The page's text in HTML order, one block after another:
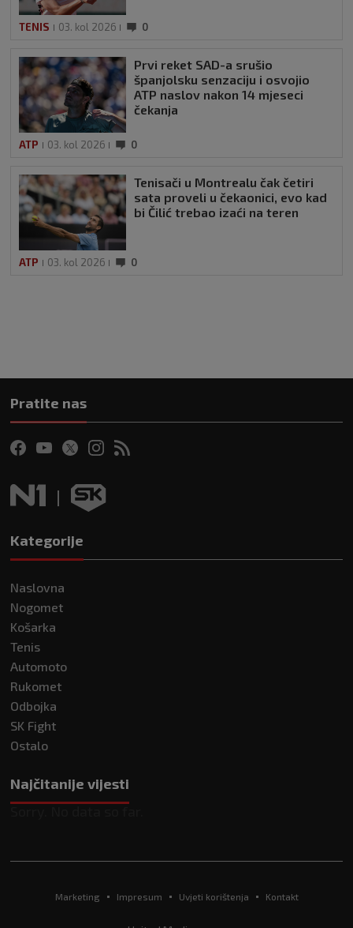
TENIS 03. kol 2026 0
Prvi reket SAD-a srušio
španjolsku senzaciju i osvojio
ATP naslov nakon 14 mjeseci
čekanja
ATP 03. kol 2026 0
Tenisači u Montrealu čak četiri
sata proveli u čekaonici, evo kad
bi Čilić trebao izaći na teren
ATP 03. kol 2026 0
Pratite nas
Kategorije
Naslovna
Nogomet
Košarka
Tenis
Automoto
Rukomet
Odbojka
SK Fight
Ostalo
Najčitanije vijesti
Marketing Impresum Uvjeti korištenja Kontakt